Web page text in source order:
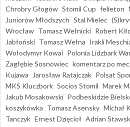
Chrobry Głogów Stomil Cup felieton
Juniorów Młodszych Stal Mielec
Wrocław Tomasz Wełnicki Robert
Jabłoński Tomasz Wełna Irakli
Wołodymyr Kowal Polonia Lidzbark
Zagłębie Sosnowiec komentarz po
Kujawa
Jarosław Ratajczak Polsat
MKS Kluczbork Socios Stomil Marek
Jakub Mosakowski Podbeskidzie
koszykówka Tomasz Asensky Michał
Tanczyk Ernest Dzięcioł Adrian